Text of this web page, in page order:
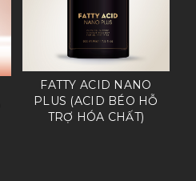
FATTY ACID NANO
PLUS (ACID BÉO HỖ
TRỢ HÓA CHẤT)